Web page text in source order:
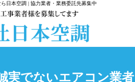
日本空調 | 協力業者・業務委託先募集中
実でないエアコン業者